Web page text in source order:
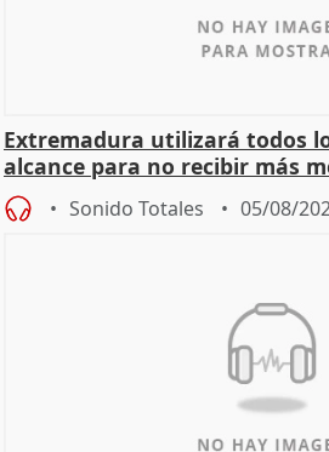
Extremadura utilizará todos
alcance para no recibir más
Sonido Totales 05/08/